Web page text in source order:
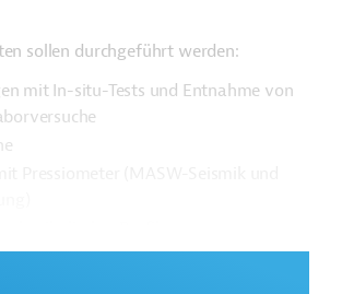
sollen durchgeführt werden:
mit In-situ-Tests und Entnahme von